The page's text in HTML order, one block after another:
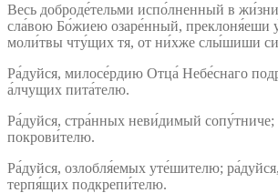
Весь доброде́тельми испо́лненный в
сла́вою Бо́жиею озаре́нный, преклоня́еши
моли́твы чту́щих тя, от ни́хже слы́шиши
Ра́дуйся, милосе́рдию Отца́ Небе́снаго
а́лчущих пита́телю.
Ра́дуйся, стра́нных неви́димый сопу́тниче;
покрови́телю.
Ра́дуйся, озлобля́емых уте́шителю;
терпя́щих подкрепи́телю.